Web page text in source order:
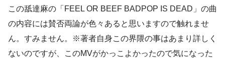
この舐達麻の「FEEL OR BEEF BADPOP IS DEAD」の曲
の内容には賛否両論が色々あると思いますので触れませ
ん。すみません。※著者自身この界隈の事はあまり詳しく
ないのですが、このMVがかっこよかったので気になった